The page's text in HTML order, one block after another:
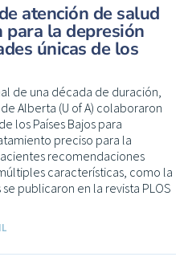
atención de salud
para la depresión
únicas de los
de una década de duración,
Alberta (U of A) colaboraron
los Países Bajos para
preciso para la
recomendaciones
características, como la
publicaron en la revista PLOS